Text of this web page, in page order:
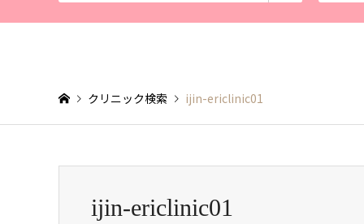
クリニック検索 ijin-ericlinic01
ijin-ericlinic01